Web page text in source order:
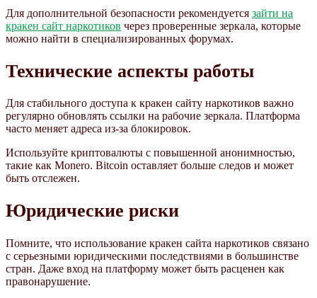
Для дополнительной безопасности рекомендуется зайти на
кракен сайт наркотиков через проверенные зеркала, которые
можно найти в специализированных форумах.
Технические аспекты работы
Для стабильного доступа к кракен сайту наркотиков важно
регулярно обновлять ссылки на рабочие зеркала. Платформа
часто меняет адреса из-за блокировок.
Используйте криптовалюты с повышенной анонимностью,
такие как Monero. Bitcoin оставляет больше следов и может
быть отслежен.
Юридические риски
Помните, что использование кракен сайта наркотиков связано
с серьезными юридическими последствиями в большинстве
стран. Даже вход на платформу может быть расценен как
правонарушение.